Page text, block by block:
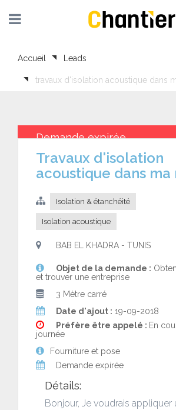
Accueil Leads
travaux d'isolation acoustique dans
Demande expirée
travaux d'isolation
acoustique dans ma
Isolation & étanchéité
Isolation acoustique
BAB EL KHADRA - TUNIS
Objet de la demande :
et trouver une entreprise
3 Mètre carré
Date d'ajout : 19-09-2018
Préfère être appelé : En
journée
Fourniture et pose
Demande expirée
Détails:
Bonjour, Je voudrais appliquer